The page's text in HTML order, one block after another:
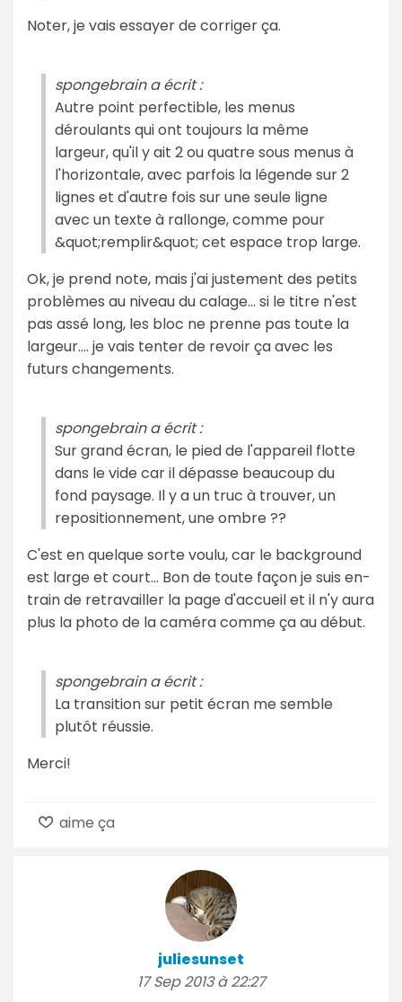
Noter, je vais essayer de corriger ça.
spongebrain a écrit :
Autre point perfectible, les menus
déroulants qui ont toujours la même
largeur, qu'il y ait 2 ou quatre sous menus à
l'horizontale, avec parfois la légende sur 2
lignes et d'autre fois sur une seule ligne
avec un texte à rallonge, comme pour
&quot;remplir&quot; cet espace trop large.
Ok, je prend note, mais j'ai justement des petits
problèmes au niveau du calage... si le titre n'est
pas assé long, les bloc ne prenne pas toute la
largeur.... je vais tenter de revoir ça avec les
futurs changements.
spongebrain a écrit :
Sur grand écran, le pied de l'appareil flotte
dans le vide car il dépasse beaucoup du
fond paysage. Il y a un truc à trouver, un
repositionnement, une ombre ??
C'est en quelque sorte voulu, car le background
est large et court... Bon de toute façon je suis en-
train de retravailler la page d'accueil et il n'y aura
plus la photo de la caméra comme ça au début.
spongebrain a écrit :
La transition sur petit écran me semble
plutôt réussie.
Merci!
aime ça
juliesunset
17 Sep 2013 à 22:27